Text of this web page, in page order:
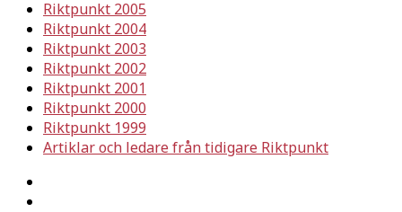
Riktpunkt 2005
Riktpunkt 2004
Riktpunkt 2003
Riktpunkt 2002
Riktpunkt 2001
Riktpunkt 2000
Riktpunkt 1999
Artiklar och ledare från tidigare Riktpunkt